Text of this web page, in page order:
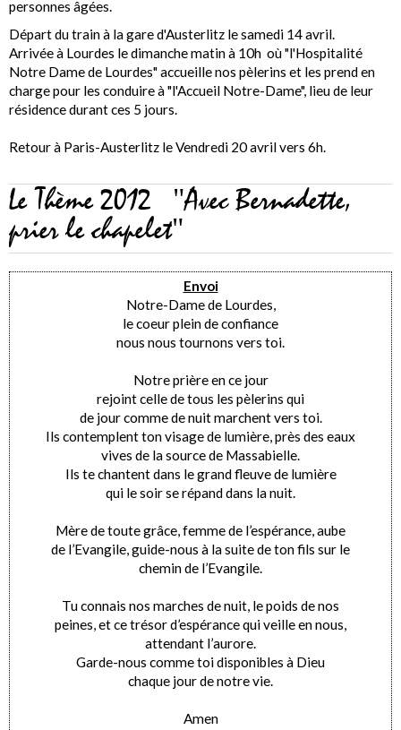
personnes âgées.
Départ du train à la gare d'Austerlitz le samedi 14 avril.
Arrivée à Lourdes le dimanche matin à 10h où "l'Hospitalité
Notre Dame de Lourdes" accueille nos pèlerins et les prend en
charge pour les conduire à "l'Accueil Notre-Dame", lieu de leur
résidence durant ces 5 jours.
Retour à Paris-Austerlitz le Vendredi 20 avril vers 6h.
Le Thème 2012 "Avec Bernadette,
prier le chapelet"
Envoi
Notre-Dame de Lourdes,
le coeur plein de confiance
nous nous tournons vers toi.
Notre prière en ce jour
rejoint celle de tous les pèlerins qui
de jour comme de nuit marchent vers toi.
Ils contemplent ton visage de lumière, près des eaux
vives de la source de Massabielle.
Ils te chantent dans le grand fleuve de lumière
qui le soir se répand dans la nuit.
Mère de toute grâce, femme de l’espérance, aube
de l’Evangile, guide-nous à la suite de ton fils sur le
chemin de l’Evangile.
Tu connais nos marches de nuit, le poids de nos
peines, et ce trésor d’espérance qui veille en nous,
attendant l’aurore.
Garde-nous comme toi disponibles à Dieu
chaque jour de notre vie.
Amen